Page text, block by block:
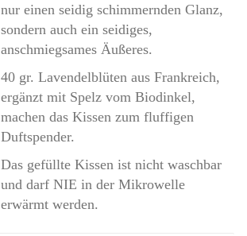
nur einen seidig schimmernden Glanz,
sondern auch ein seidiges,
anschmiegsames Äußeres.
40 gr. Lavendelblüten aus Frankreich,
ergänzt mit Spelz vom Biodinkel,
machen das Kissen zum fluffigen
Duftspender.
Das gefüllte Kissen ist nicht waschbar
und darf NIE in der Mikrowelle
erwärmt werden.